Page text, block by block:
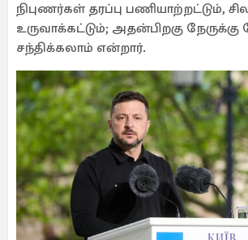
நிபுணர்கள் தரப்பு பணியாற்றட்டும்,
உருவாக்கட்டும்; அதன்பிறகு நேருக்கு
சந்திக்கலாம் என்றார்.